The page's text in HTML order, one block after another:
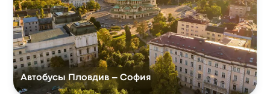
Автобусы Пловдив – София